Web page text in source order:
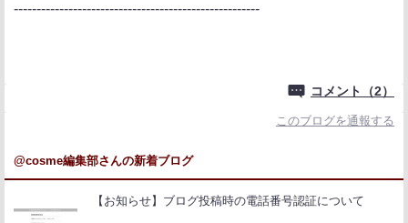
------------------------------------------------------
コメント（2）
このブログを通報する
@cosme編集部さんの新着ブログ
【お知らせ】ブログ投稿時の電話番号認証について